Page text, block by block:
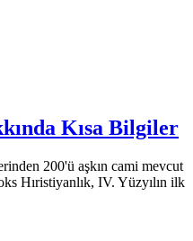
Kısa Bilgiler
200'ü aşkın cami mevcut
Hıristiyanlık, IV. Yüzyılın ilk